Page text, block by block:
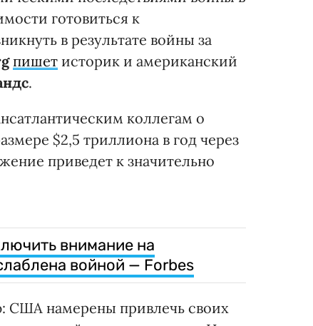
готовиться к
в результате войны за
пишет историк и американский
.
коллегам о
$2,5 триллиона в год через
приведет к значительно
внимание на
войной — Forbes
США намерены привлечь своих